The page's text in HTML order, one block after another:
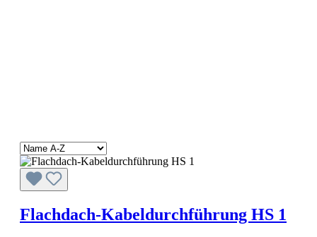
Flachdach-Kabeldurchführung HS 1